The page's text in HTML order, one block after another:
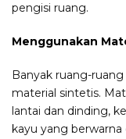
pengisi ruang.
Menggunakan
Banyak ruang-
material sintetis.
lantai dan dinding,
kayu yang